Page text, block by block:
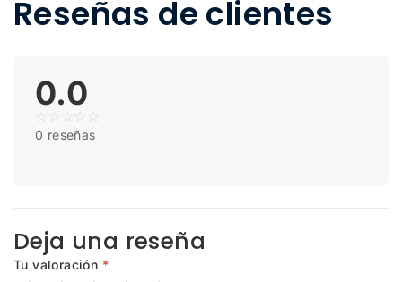
Reseñas de clientes
0.0
☆ ☆ ☆ ☆ ☆
0 reseñas
Deja una reseña
Tu valoración *